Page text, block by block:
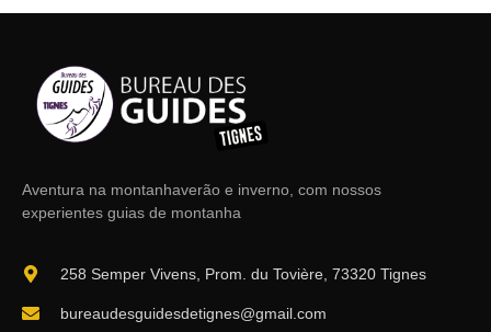
Aventura na montanhaverão e inverno, com nossos
experientes guias de montanha
258 Semper Vivens, Prom. du Tovière, 73320 Tignes
bureaudesguidesdetignes@gmail.com